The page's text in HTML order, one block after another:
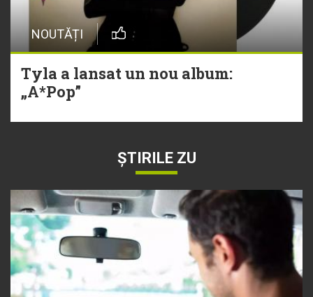
NOUTĂȚI
Tyla a lansat un nou album:
„A*Pop”
ȘTIRILE ZU